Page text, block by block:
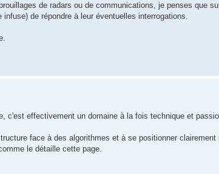
de radars ou de communications, je penses que
de répondre à leur éventuelles interrogations.
effectivement un domaine à la fois technique et
face à des algorithmes et à se positionner clairement
le détaille cette page.